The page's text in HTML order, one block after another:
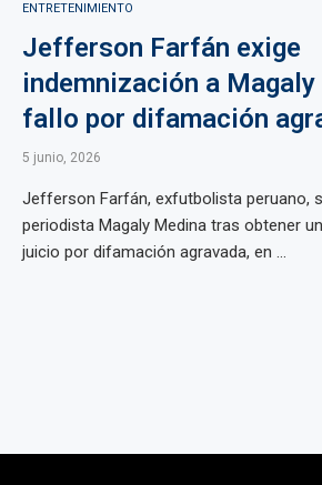
ENTRETENIMIENTO
Jefferson Farfán exige
indemnización a
fallo por difamación
5 junio, 2026
Jefferson Farfán, exfutbolista peruano,
periodista Magaly Medina tras obtener
juicio por difamación agravada, en ...